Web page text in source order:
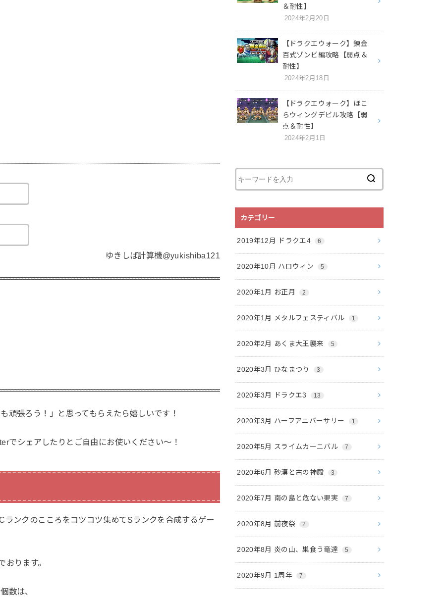
ゆきしば計算機@yukishiba121
頑張ろう！」と思ってもらえたら嬉しいです！
でシェアしたりとご自由にお使いください〜！
ンクのこころをコツコツ集めてSランクを合成するゲー
ります。
数は、
＆耐性】
2024年2月20日
【ドラクエウォーク】錬金
百式ゾンビ編攻略【弱点＆
耐性】
2024年2月18日
【ドラクエウォーク】ほこ
らウィングデビル攻略【弱
点＆耐性】
2024年2月1日
カテゴリー
2019年12月 ドラクエ4 6
2020年10月 ハロウィン 5
2020年1月 お正月 2
2020年1月 メタルフェスティバル 1
2020年2月 あくま大王襲来 5
2020年3月 ひなまつり 3
2020年3月 ドラクエ3 13
2020年3月 ハーフアニバーサリー 1
2020年5月 スライムカーニバル 7
2020年6月 砂漠と古の神殿 3
2020年7月 南の島と危ない果実 7
2020年8月 前夜祭 2
2020年8月 炎の山、巣食う竜達 5
2020年9月 1周年 7